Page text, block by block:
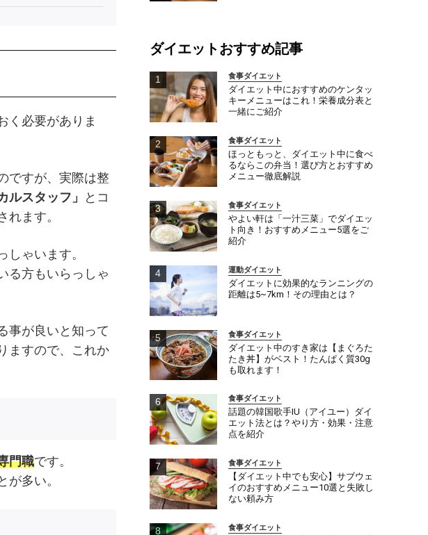
く必要がありま
ですが、実際は整
ルスタッフ」
とコ
れます。
ゃいます。
る方もいらっしゃ
事が良いと知って
ますので、これか
門職です。
多い。
ダイエットおすすめ記事
食事ダイエット
ダイエット中におすすめのケンタッ
キーメニューはこれ！栄養成分表と
一緒にご紹介
食事ダイエット
ほっともっと、ダイエット中に食べ
るならこの弁当！選び方とおすすめ
メニュー徹底解説
食事ダイエット
やよい軒は「一汁三菜」でダイエッ
ト向き！おすすめメニュー5選をご
紹介
運動ダイエット
ダイエットに効果的なランニングの
距離は5~7km！その理由とは？
食事ダイエット
ダイエット中のすき家は【まぐろた
たき丼】がベスト！たんぱく質30g
も取れます！
食事ダイエット
話題の韓国歌手IU（アイユー）ダイ
エット法とは？やり方・効果・注意
点を紹介
食事ダイエット
【ダイエット中でも安心】サブウェ
イのおすすめメニュー10選と失敗し
ない頼み方
食事ダイエット